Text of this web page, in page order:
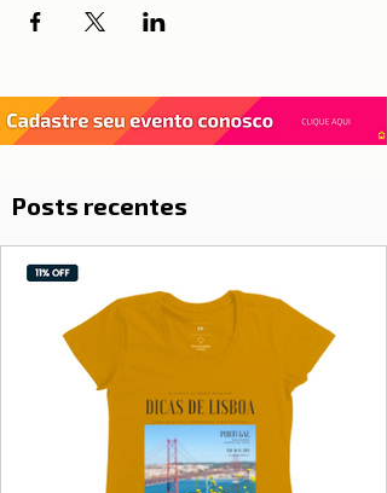
Posts recentes